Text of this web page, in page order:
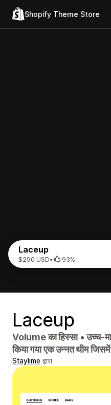
Shopify Theme Store
Laceup
$290 USD• 93%
Laceup
Volumeका हिस्सा •उच्च-
किया गया एक उन्नत थीम
Staylime द्वारा